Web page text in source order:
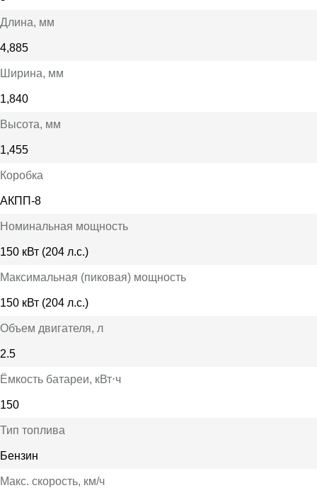
Длина, мм
4,885
Ширина, мм
1,840
Высота, мм
1,455
Коробка
АКПП-8
Номинальная мощность
150 кВт (204 л.с.)
Максимальная (пиковая) мощность
150 кВт (204 л.с.)
Объем двигателя, л
2.5
Ёмкость батареи, кВт⋅ч
150
Тип топлива
Бензин
Макс. скорость, км/ч